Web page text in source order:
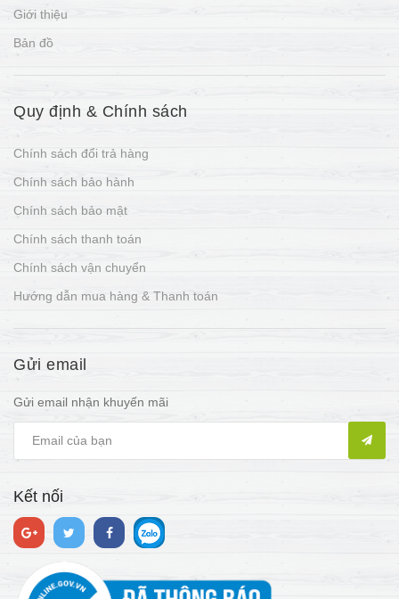
Giới thiệu
Bản đồ
Quy định & Chính sách
Chính sách đổi trả hàng
Chính sách bảo hành
Chính sách bảo mật
Chính sách thanh toán
Chính sách vận chuyển
Hướng dẫn mua hàng & Thanh toán
Gửi email
Gửi email nhận khuyến mãi
Kết nối